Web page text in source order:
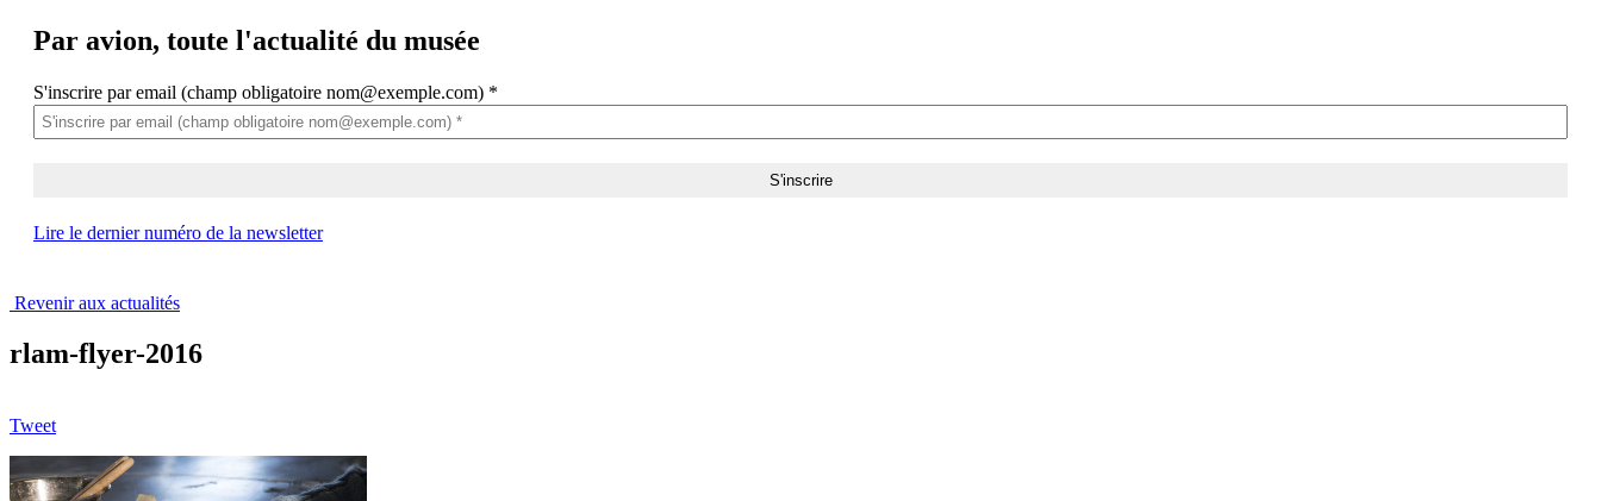
Par avion, toute l'actualité du musée
S'inscrire par email (champ obligatoire nom@exemple.com) *
Lire le dernier numéro de la newsletter
Revenir aux actualités
rlam-flyer-2016
Tweet